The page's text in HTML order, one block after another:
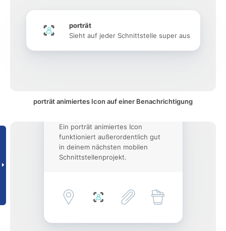
porträt
Sieht auf jeder Schnittstelle super aus
porträt animiertes Icon auf einer Benachrichtigung
Ein porträt animiertes Icon
funktioniert außerordentlich gut
in deinem nächsten mobilen
Schnittstellenprojekt.